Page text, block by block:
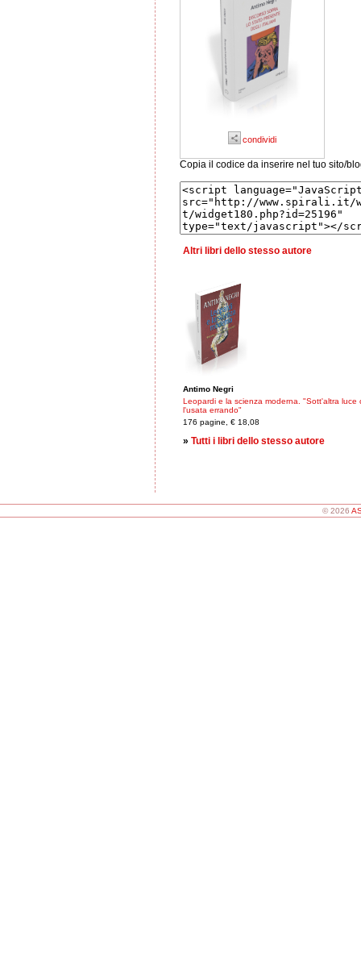
condividi
Copia il codice da inserire nel tuo sito/
Altri libri dello stesso autore
Antimo Negri
Leopardi e la scienza moderna. "Sott'altra luce
l'usata errando"
176 pagine, € 18,08
» Tutti i libri dello stesso autore
© 2026